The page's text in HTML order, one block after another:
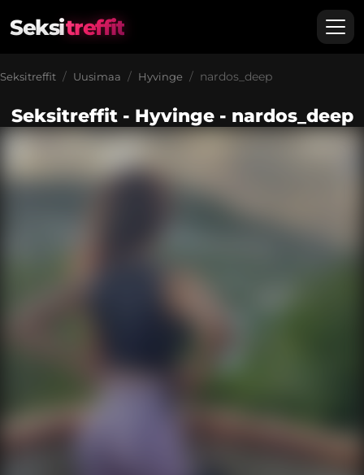
Seksitreffit
Seksitreffit Uusimaa Hyvinge nardos_deep
Seksitreffit - Hyvinge - nardos_deep